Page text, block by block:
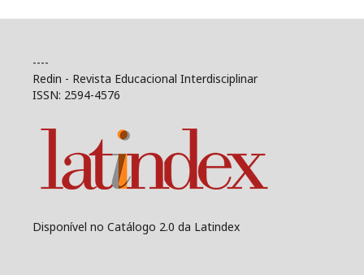
----
Redin - Revista Educacional Interdisciplinar
ISSN: 2594-4576
Disponível no Catálogo 2.0 da Latindex